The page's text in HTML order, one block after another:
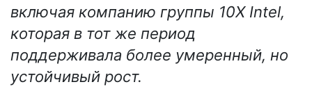
включая компанию группы 10X Intel,
которая в тот же период
поддерживала более умеренный, но
устойчивый рост.